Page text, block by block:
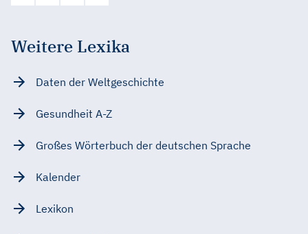
Weitere Lexika
Daten der Weltgeschichte
Gesundheit A-Z
Großes Wörterbuch der deutschen Sprache
Kalender
Lexikon